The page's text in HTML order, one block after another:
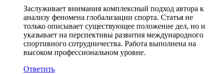
Заслуживает внимания комплексный подход автора к
анализу феномена глобализации спорта. Статья не
только описывает существующее положение дел, но и
указывает на перспективы развития международного
спортивного сотрудничества. Работа выполнена на
высоком профессиональном уровне.
Ответить